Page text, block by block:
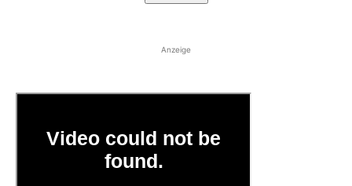
Anzeige